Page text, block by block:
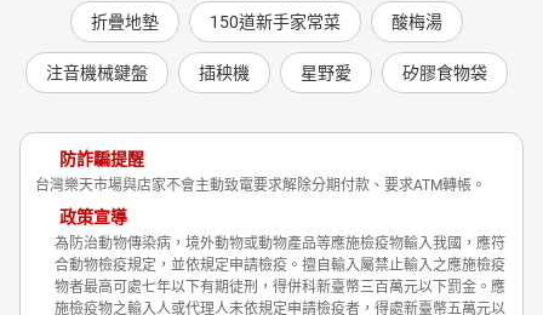
折疊地墊 150道新手家常菜 酸梅湯
注音機械鍵盤 插秧機 星野愛 矽膠食物袋
防詐騙提醒
台灣樂天市場與店家不會主動致電要求解除分期付款、要求ATM轉帳。
政策宣導
為防治動物傳染病，境外動物或動物產品等應施檢疫物輸入我國，應符
合動物檢疫規定，並依規定申請檢疫。擅自輸入屬禁止輸入之應施檢疫
物者最高可處七年以下有期徒刑，得併科新臺幣三百萬元以下罰金。應
施檢疫物之輸入人或代理人未依規定申請檢疫者，得處新臺幣五萬元以